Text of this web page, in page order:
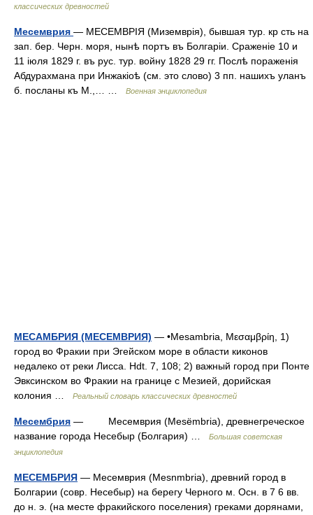
классических древностей
Месемврия — МЕСЕМВРІЯ (Миземврія), бывшая тур. кр сть на
зап. бер. Черн. моря, нынѣ портъ въ Болгаріи. Сраженіе 10 и
11 іюля 1829 г. въ рус. тур. войну 1828 29 гг. Послѣ пораженія
Абдурахмана при Инжакіоѣ (см. это слово) 3 пп. нашихъ уланъ
б. посланы къ М.,… …
Военная энциклопедия
МЕСАМБРИЯ (МЕСЕМВРИЯ) — •Mesambria, Μεσαμβρίη, 1)
город во Фракии при Эгейском море в области киконов
недалеко от реки Лисса. Hdt. 7, 108; 2) важный город при Понте
Эвксинском во Фракии на границе с Мезией, дорийская
колония …
Реальный словарь классических древностей
Месембрия — Месемврия (Mesёmbria), древнегреческое
название города Несебыр (Болгария) …
Большая советская
энциклопедия
МЕСЕМБРИЯ — Месемврия (Mesnmbria), древний город в
Болгарии (совр. Несебыр) на берегу Черного м. Осн. в 7 6 вв.
до н. э. (на месте фракийского поселения) греками дорянами,